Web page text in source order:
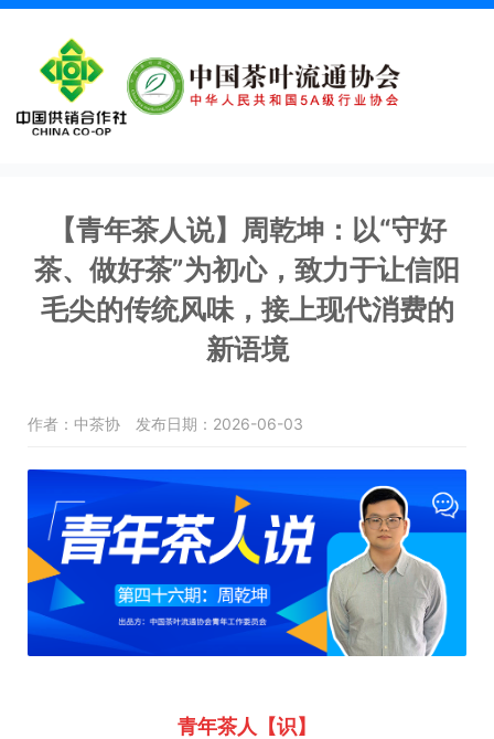
【青年茶人说】周乾坤：以“守好
茶、做好茶”为初心，致力于让信阳
毛尖的传统风味，接上现代消费的
新语境
作者：中茶协 发布日期：2026-06-03
青年茶人【识】